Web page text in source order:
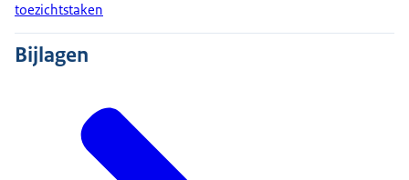
toezichtstaken
Bijlagen